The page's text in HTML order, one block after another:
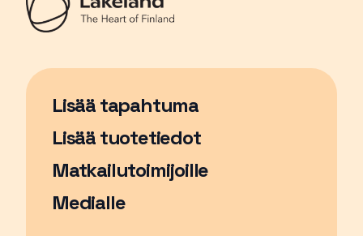
Lisää tapahtuma
Sivu avautuu uudessa ikkunassa
Lisää tuotetiedot
Matkailutoimijoille
Medialle